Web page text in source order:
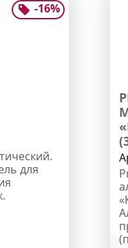
-16%
для